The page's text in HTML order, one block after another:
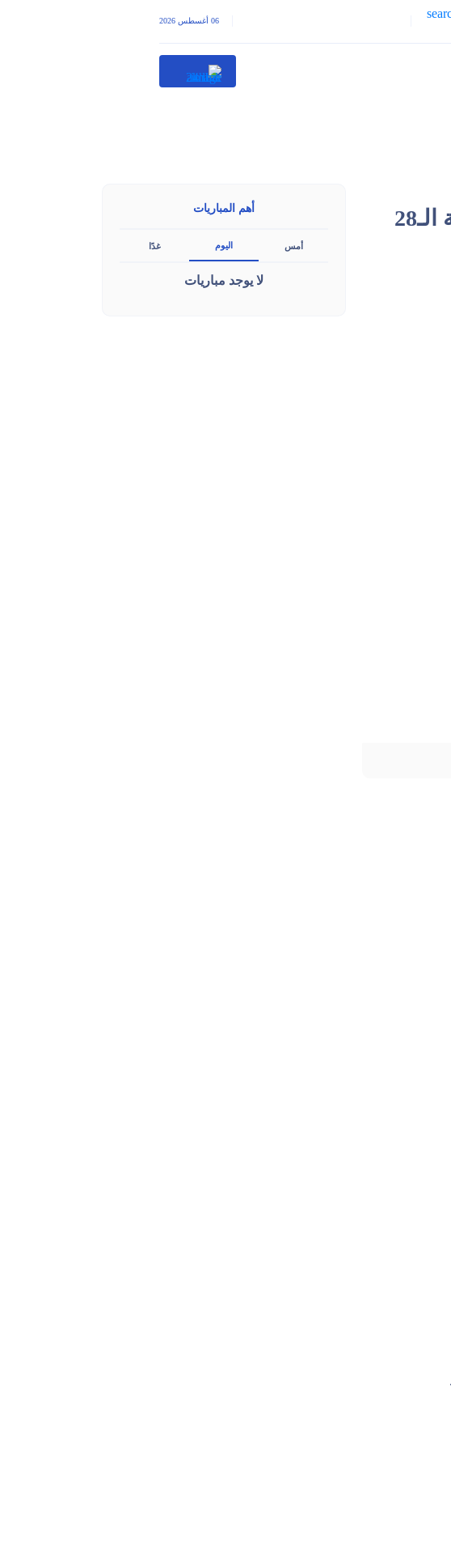
06 أغسطس 2026
"سبورت 24" يستعرض أبرز الأرقام والإحصائيات من الجولة الـ28
أهم المباريات
أمس اليوم غدًا
لا يوجد مباريات